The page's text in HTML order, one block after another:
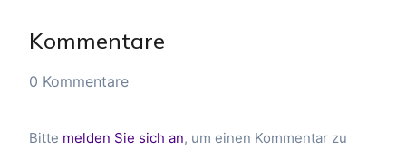
Kommentare
0 Kommentare
Bitte melden Sie sich an, um einen Kommentar zu